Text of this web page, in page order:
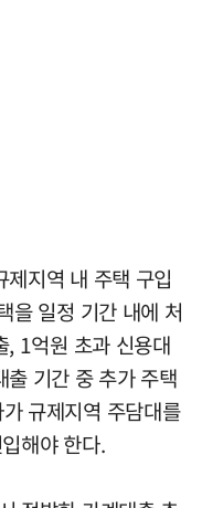
지역 내 주택 구입
을 일정 기간 내에 처
, 1억원 초과 신용대
기간 중 추가 주택
규제지역 주담대를
해야 한다.